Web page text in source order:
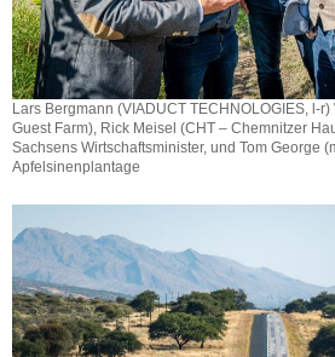
Lars Bergmann (VIADUCT TECHNOLOGIES, l-
Guest Farm), Rick Meisel (CHT – Chemnitzer
Sachsens Wirtschaftsminister, und Tom George
Apfelsinenplantage